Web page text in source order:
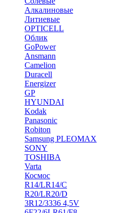
Алкалиновые
Литиевые
OPTICELL
Облик
GoPower
Ansmann
Camelion
Duracell
Energizer
GP
HYUNDAI
Kodak
Panasonic
Robiton
Samsung PLEOMAX
SONY
TOSHIBA
Varta
Космос
R14/LR14/C
R20/LR20/D
3R12/3336 4,5V